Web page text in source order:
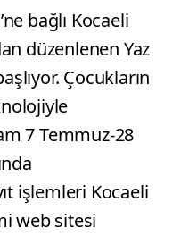
bağlı Kocaeli
düzenlenen Yaz
Çocukların
7 Temmuz-28
işlemleri Kocaeli
web sitesi